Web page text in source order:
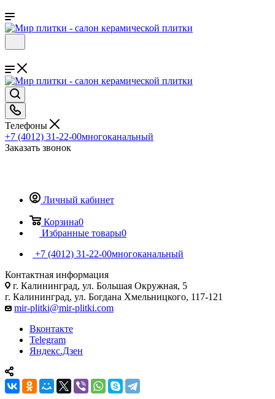
Телефоны
+7 (4012) 31-22-00многоканальный
Заказать звонок
Личный кабинет
Корзина0
Избранные товары0
+7 (4012) 31-22-00многоканальный
Контактная информация
г. Калининград, ул. Большая Окружная, 5
г. Калининград, ул. Богдана Хмельницкого, 117-121
mir-plitki@mir-plitki.com
Вконтакте
Telegram
Яндекс.Дзен